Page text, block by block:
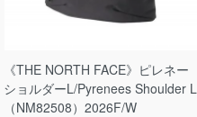
《THE NORTH FACE》ピレネー
ショルダーL/Pyrenees Shoulder L
（NM82508）2026F/W